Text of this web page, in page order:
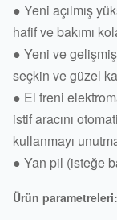
● Yeni açılmış
hafif ve bakımı
● Yeni ve
seçkin ve güzel
● El freni
istif aracını
kullanmayı
● Yan pil (isteğe
Ürün parametreleri: